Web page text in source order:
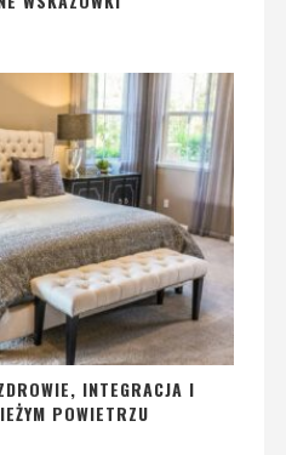
INTEGRACJA I
POWIETRZU